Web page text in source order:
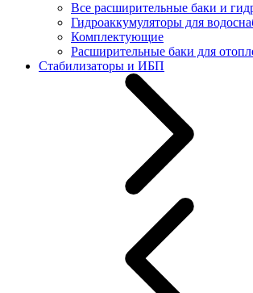
Все расширительные баки и
Гидроаккумуляторы для
Комплектующие
Расширительные баки для
Стабилизаторы и ИБП